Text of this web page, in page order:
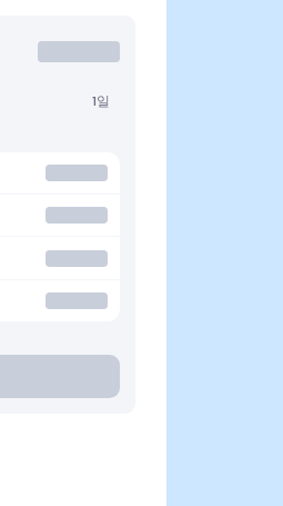
1일